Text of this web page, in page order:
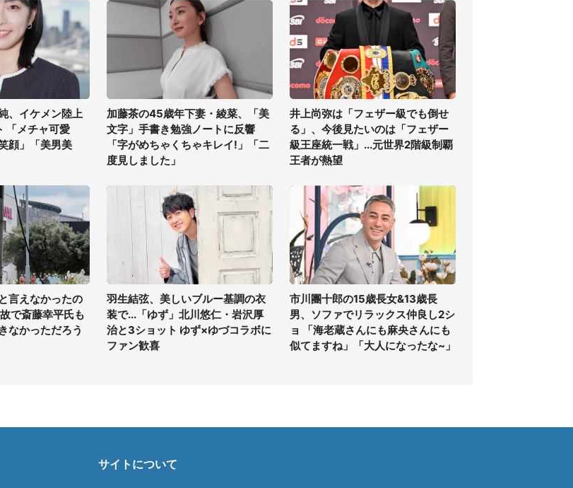
、イケメン陸上
「メチャ可愛
顔」「美男美
加藤茶の45歳年下妻・綾菜、「美
文字」手書き勉強ノートに反響
「字がめちゃくちゃキレイ!」「二
度見しました」
井上尚弥は「フェザー級でも倒せ
る」、今後見たいのは「フェザー
級王座統一戦」...元世界2階級制覇
王者が熱望
言えなかったの
で斎藤幸平氏も
なかっただろう
羽生結弦、美しいブルー基調の衣
装で...「ゆず」北川悠仁・岩沢厚
治と3ショット ゆず×ゆづコラボに
ファン歓喜
市川團十郎の15歳長女&13歳長
男、ソファでリラックス仲良し2シ
ョ 「海老蔵さんにも麻央さんにも
似てますね」「大人になったな~」
サイトについて